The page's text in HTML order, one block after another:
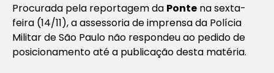
Procurada pela reportagem da Ponte na sexta-
feira (14/11), a assessoria de imprensa da Polícia
Militar de São Paulo não respondeu ao pedido de
posicionamento até a publicação desta matéria.